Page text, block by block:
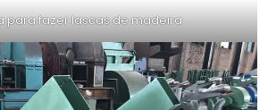
para fazer lascas de madeira